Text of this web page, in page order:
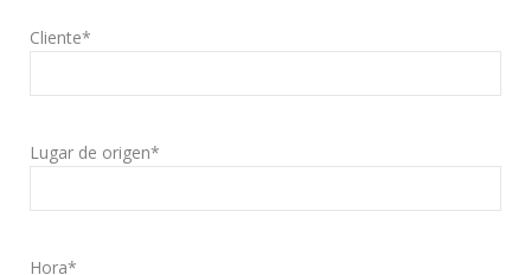
Cliente*
Lugar de origen*
Hora*